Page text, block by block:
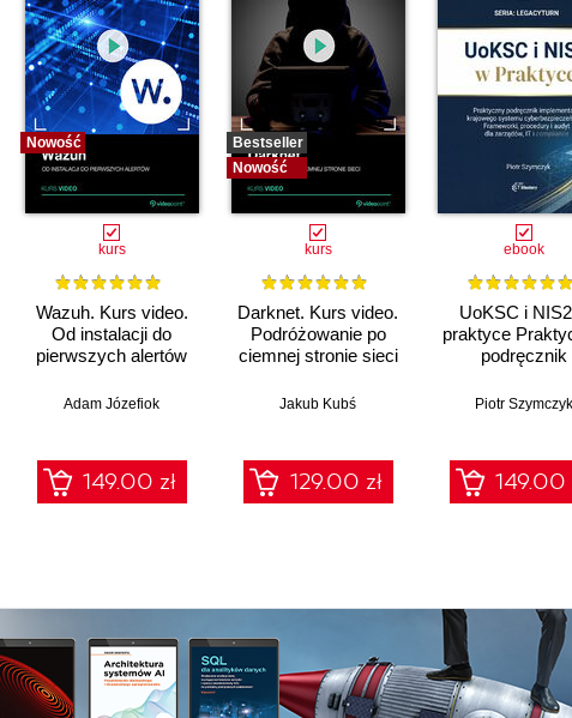
Nowość
kurs
Wazuh. Kurs video.
Od instalacji do
pierwszych alertów
Adam Józefiok
149.00 zł
Bestseller
Nowość
kurs
Darknet. Kurs video.
Podróżowanie po
ciemnej stronie sieci
Jakub Kubś
129.00 zł
ebook
UoKSC i
praktyce
podręcznik
Krajowego
procedury,
zarządów,
compliance
Piotr Szymczyk
149.00